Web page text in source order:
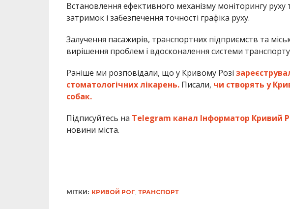
Встановлення ефективного механізму моніторингу
затримок і забезпечення точності графіка руху.
Залучення пасажирів, транспортних підприємств та
вирішення проблем і вдосконалення системи
Раніше ми розповідали, що у Кривому Розі
стоматологічних лікарень.Писали, чи створять у
собак.
Підписуйтесь на Telegram канал Інформатор Кривий
новини міста.
МІТКИ: КРИВОЙ РОГ, ТРАНСПОРТ